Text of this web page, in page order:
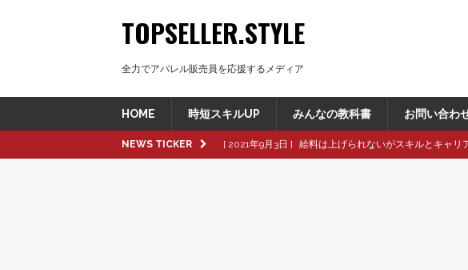
TOPSELLER.STYLE
全力でアパレル販売員を応援するメディア
HOME 時短スキルUP みんなの教科書 お問い合わ
NEWS TICKER [ 2021年9月3日 ] 給料は上げられないがスキルとキャリ